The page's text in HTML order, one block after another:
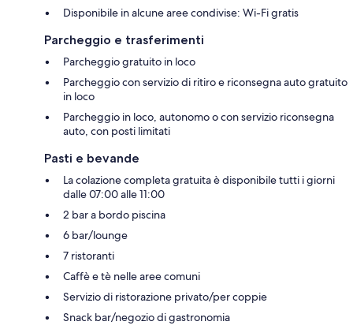
Disponibile in alcune aree condivise: Wi-Fi gratis
Parcheggio e trasferimenti
Parcheggio gratuito in loco
Parcheggio con servizio di ritiro e riconsegna auto gratuito
in loco
Parcheggio in loco, autonomo o con servizio riconsegna
auto, con posti limitati
Pasti e bevande
La colazione completa gratuita è disponibile tutti i giorni
dalle 07:00 alle 11:00
2 bar a bordo piscina
6 bar/lounge
7 ristoranti
Caffè e tè nelle aree comuni
Servizio di ristorazione privato/per coppie
Snack bar/negozio di gastronomia